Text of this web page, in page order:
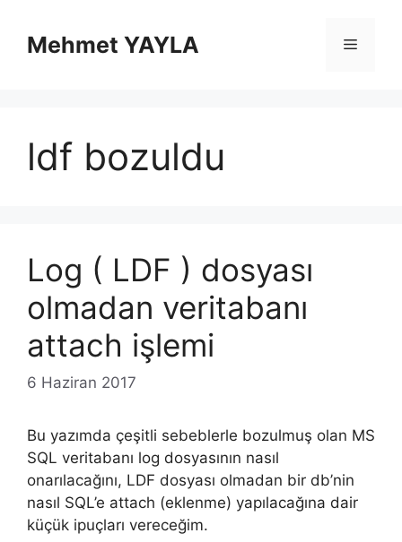
Mehmet YAYLA Menü
ldf bozuldu
Log ( LDF ) dosyası
olmadan veritabanı
attach işlemi
6 Haziran 2017
Bu yazımda çeşitli sebeblerle bozulmuş olan MS
SQL veritabanı log dosyasının nasıl
onarılacağını, LDF dosyası olmadan bir db’nin
nasıl SQL’e attach (eklenme) yapılacağına dair
küçük ipuçları vereceğim.